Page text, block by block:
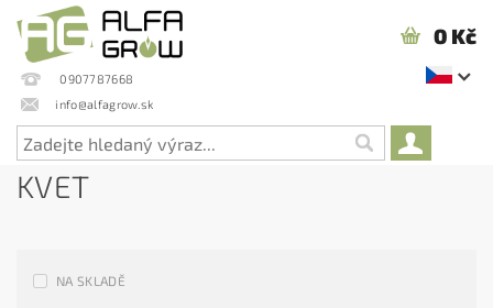
0907787668
info@alfagrow.sk
0 Kč
KVET
NA SKLADĚ